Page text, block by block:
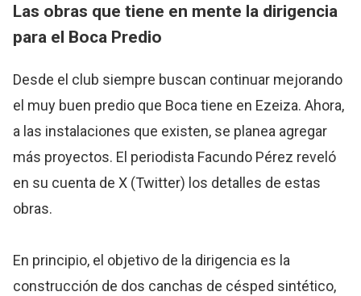
Las obras que tiene en mente la dirigencia
para el Boca Predio
Desde el club siempre buscan continuar mejorando
el muy buen predio que Boca tiene en Ezeiza. Ahora,
a las instalaciones que existen, se planea agregar
más proyectos. El periodista Facundo Pérez reveló
en su cuenta de X (Twitter) los detalles de estas
obras.
En principio, el objetivo de la dirigencia es la
construcción de dos canchas de césped sintético,